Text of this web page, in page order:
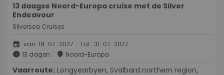
13 daagse Noord-Europa cruise met de Silver
Endeavour
Silversea Cruises
event van: 19-07-2027 - Tot: 31-07-2027
schedule 13 dagen place Noord-Europa
Vaarroute: